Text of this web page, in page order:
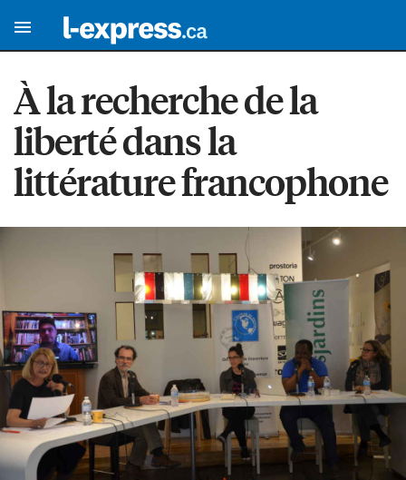
À la recherche de la
liberté dans la
littérature francophone